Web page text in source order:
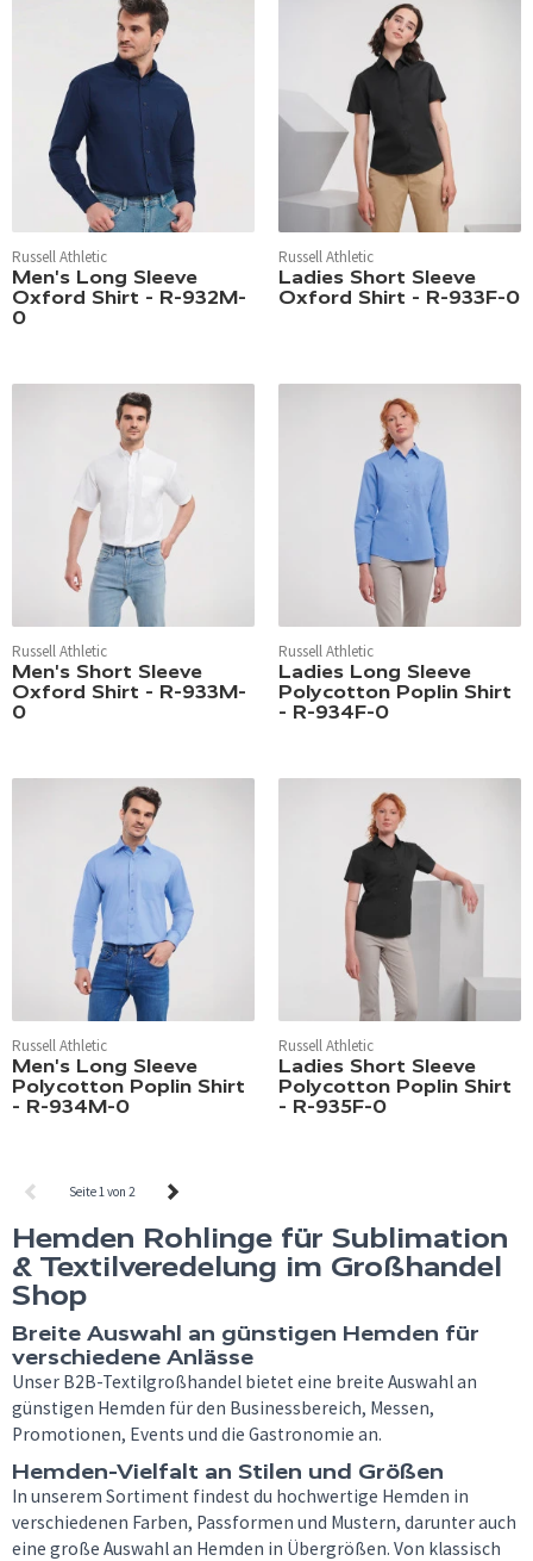
Russell Athletic
Men's Long Sleeve
Oxford Shirt - R-932M-
0
Russell Athletic
Ladies Short Sleeve
Oxford Shirt - R-933F-0
Russell Athletic
Men's Short Sleeve
Oxford Shirt - R-933M-
0
Russell Athletic
Ladies Long Sleeve
Polycotton Poplin Shirt
- R-934F-0
Russell Athletic
Men's Long Sleeve
Polycotton Poplin Shirt
- R-934M-0
Russell Athletic
Ladies Short Sleeve
Polycotton Poplin Shirt
- R-935F-0
Seite 1 von 2
Hemden Rohlinge für Sublimation
& Textilveredelung im Großhandel
Shop
Breite Auswahl an günstigen Hemden für
verschiedene Anlässe
Unser B2B-Textilgroßhandel bietet eine breite Auswahl an
günstigen Hemden für den Businessbereich, Messen,
Promotionen, Events und die Gastronomie an.
Hemden-Vielfalt an Stilen und Größen
In unserem Sortiment findest du hochwertige Hemden in
verschiedenen Farben, Passformen und Mustern, darunter auch
eine große Auswahl an Hemden in Übergrößen. Von klassisch